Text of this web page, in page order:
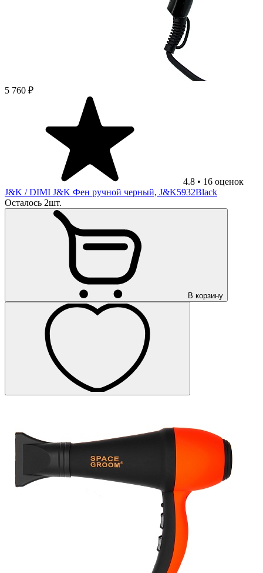
5 760 ₽
4.8 • 16 оценок
J&K / DIMI J&K Фен ручной черный, J&K5932Black
Осталось 2шт.
В корзину